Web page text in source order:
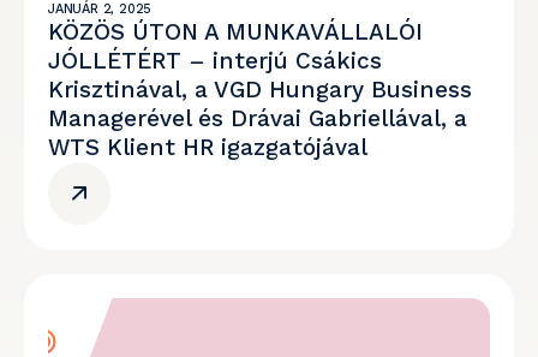
JANUÁR 2, 2025
KÖZÖS ÚTON A MUNKAVÁLLALÓI
JÓLLÉTÉRT – interjú Csákics
Krisztinával, a VGD Hungary Business
Managerével és Drávai Gabriellával, a
WTS Klient HR igazgatójával